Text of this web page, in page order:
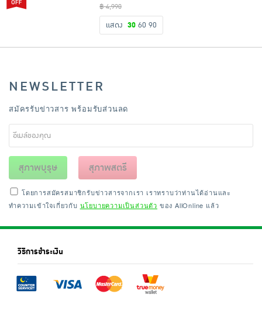
฿ 4,990
แสดง 30 60 90
NEWSLETTER
สมัครรับข่าวสาร พร้อมรับส่วนลด
สุภาพบุรุษ สุภาพสตรี
โดยการสมัครสมาชิกรับข่าวสารจากเรา เราทราบว่าท่านได้อ่านและ
ทำความเข้าใจเกี่ยวกับ นโยบายความเป็นส่วนตัว ของ AllOnline แล้ว
วิธีการชำระเงิน